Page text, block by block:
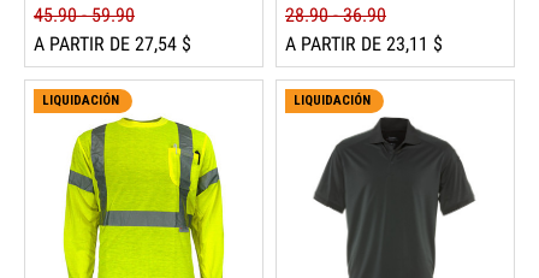
45.90 - 59.90
A PARTIR DE 27,54 $
28.90 - 36.90
A PARTIR DE 23,11 $
LIQUIDACIÓN LIQUIDACIÓN